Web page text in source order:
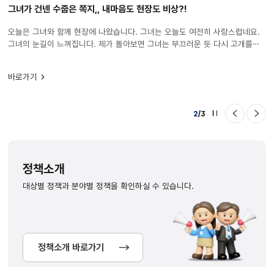
그녀가 건넨 수줍은 쪽지,, 내마음도 현장도 비상?!
오늘은 그녀와 함께 현장에 나왔습니다. 그녀는 오늘도 여전히 사랑스럽네요.
그녀의 눈길이 느껴집니다. 제가 돌아보면 그녀는 부끄러운 듯 다시 고개를
사랑은 아니지만, 안전을 얻었잖아요. 오늘도 내일도 안전한 일터 마음은
바로가기
이전
다음
현재
콘텐츠
갯수
(오른쪽)
2/3
자동
정책소개
대상별 정책과 분야별 정책을 확인하실 수 있습니다.
정책소개 바로가기